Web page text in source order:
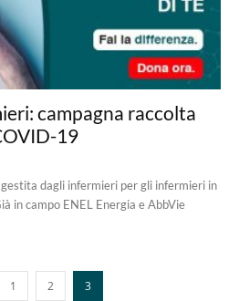
campagna raccolta
19
dagli infermieri per gli infermieri in
in campo ENEL Energia e AbbVie
1 2 3